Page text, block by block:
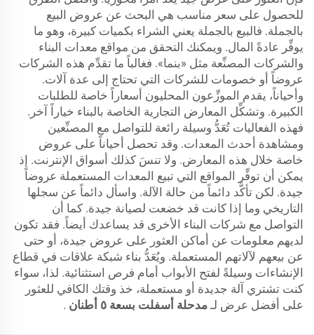
للحصول على سعر مناسب هي البحث عن عروض البيع
بالجملة. فالبيع بالجملة يعني الشراء بكميات كبيرة، وهو ما
يوفِّر عادةً المال. ويمكنك التحقق من مواقع معدات البناء
والشركات المصنِّعة مثل «بنما». فغالباً ما تقدِّم هذه الشركات
عروضاً أو خصومات للشركات التي تحتاج إلى عدة آلات.
وأحياناً، يقدم الموزِّعون المحليون أسعاراً خاصة للطلبات
الكبيرة. وتشكِّل المعارض التجارية الخاصة بالبناء خياراً آخر.
فهذه الفعاليات تُعَدُّ وسيلة رائعة للتواصل مع المصنِّعين
ومشاهدة أحدث المعدات. وقد تحصل أحياناً على عروض
خاصة خلال هذه المعارض. ولا تنسَ كذلك أسواق الإنترنت. إذ
يمكن أن توفِّر المواقع التي تبيع المعدات المستعملة عروضاً
جيدة. لكن تأكَّد دائماً من حالة الآلة. واسأل دائماً عن سجلها
التاريخي وما إذا كانت قد خضعت لصيانة جيدة. كما أن
التواصل مع شركات البناء الأخرى قد يساعدك أيضاً. فقد تكون
لديهم معلومات عن أماكن العثور على عروض جيدة، أو حتى
عن بيعهم لآلاتهم المستعملة. ويُعَدُّ بناء شبكة علاقات في قطاع
الإنشاءات وسيلةً لفتح الأبواب أمام فرص استثنائية. لذا، سواء
كنت تشتري آلة جديدة أو مستعملة، خذ وقتك الكافي للعثور
على أفضل عرض لـمدحلة أسفلت بسعة ٥ أطنان .